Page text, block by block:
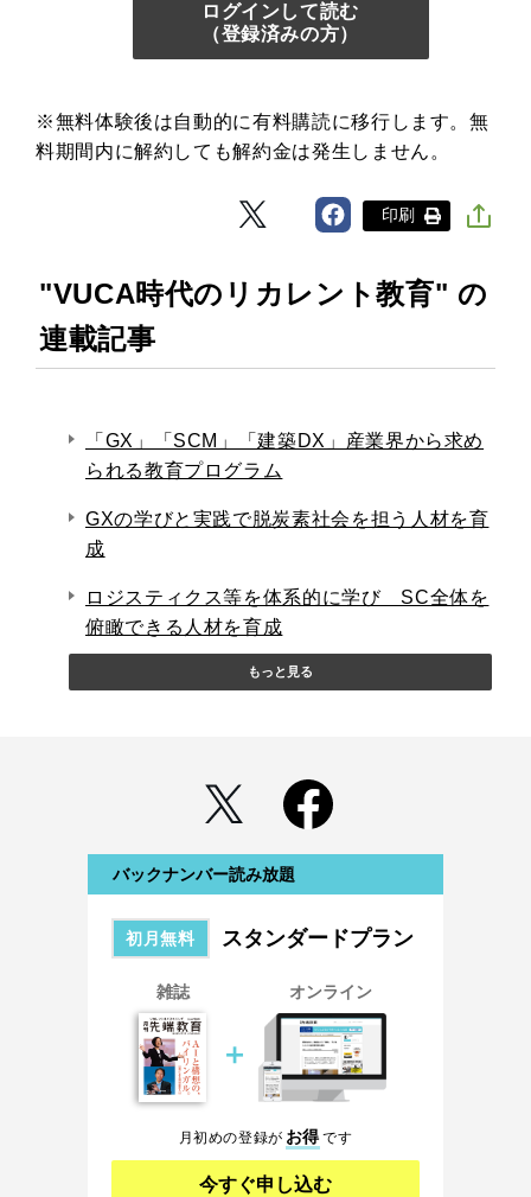
ログインして読む
（登録済みの方）
※無料体験後は自動的に有料購読に移行します。無
料期間内に解約しても解約金は発生しません。
印刷
"VUCA時代のリカレント教育" の
連載記事
「GX」「SCM」「建築DX」産業界から求め
られる教育プログラム
GXの学びと実践で脱炭素社会を担う人材を育
成
ロジスティクス等を体系的に学び SC全体を
俯瞰できる人材を育成
もっと見る
バックナンバー読み放題
初月無料 スタンダードプラン
雑誌
＋
オンライン
月初めの登録が お得です
今すぐ申し込む